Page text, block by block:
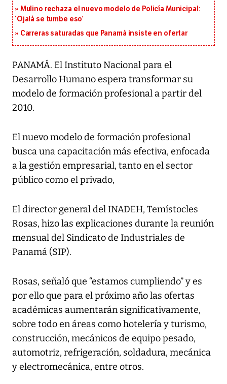
Mulino rechaza el nuevo modelo de Policía Municipal:
‘Ojalá se tumbe eso’
Carreras saturadas que Panamá insiste en ofertar
PANAMÁ. El Instituto Nacional para el
Desarrollo Humano espera transformar su
modelo de formación profesional a partir del
2010.
El nuevo modelo de formación profesional
busca una capacitación más efectiva, enfocada
a la gestión empresarial, tanto en el sector
público como el privado,
El director general del INADEH, Temístocles
Rosas, hizo las explicaciones durante la reunión
mensual del Sindicato de Industriales de
Panamá (SIP).
Rosas, señaló que “estamos cumpliendo” y es
por ello que para el próximo año las ofertas
académicas aumentarán significativamente,
sobre todo en áreas como hotelería y turismo,
construcción, mecánicos de equipo pesado,
automotriz, refrigeración, soldadura, mecánica
y electromecánica, entre otros.